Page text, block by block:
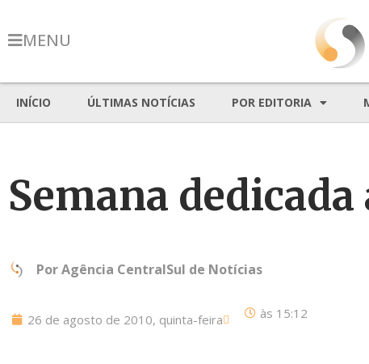
MENU
INÍCIO ÚLTIMAS NOTÍCIAS POR EDITORIA
Semana
PorAgência CentralSul de Notícias
26 de agosto de 2010, quinta-feira às 15:12